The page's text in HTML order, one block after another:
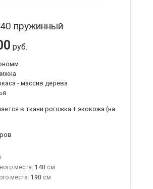
пружинный
руб.
- массив дерева
в ткани рогожка + экокожа (на
места: 140
места: 190